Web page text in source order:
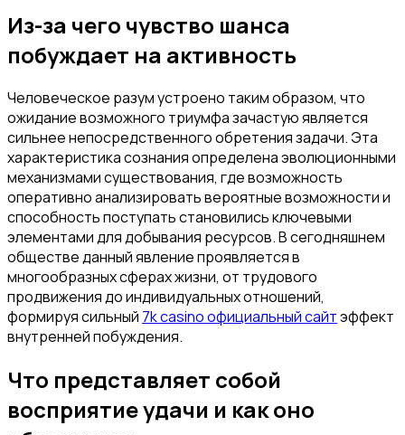
Из-за чего чувство шанса
побуждает на активность
Человеческое разум устроено таким образом, что
ожидание возможного триумфа зачастую является
сильнее непосредственного обретения задачи. Эта
характеристика сознания определена эволюционными
механизмами существования, где возможность
оперативно анализировать вероятные возможности и
способность поступать становились ключевыми
элементами для добывания ресурсов. В сегодняшнем
обществе данный явление проявляется в
многообразных сферах жизни, от трудового
продвижения до индивидуальных отношений,
формируя сильный 7k casino официальный сайтэффект
внутренней побуждения.
Что представляет собой
восприятие удачи и как оно